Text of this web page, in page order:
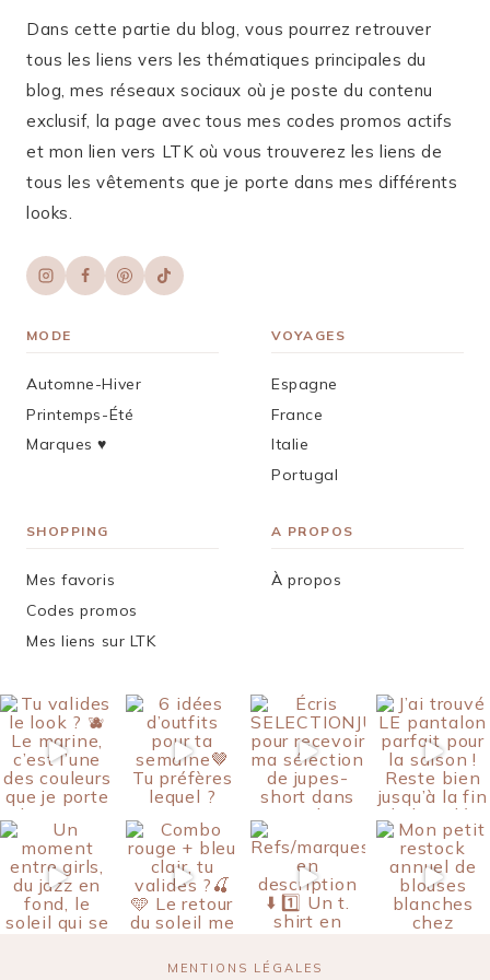
Dans cette partie du blog, vous pourrez retrouver
tous les liens vers les thématiques principales du
blog, mes réseaux sociaux où je poste du contenu
exclusif, la page avec tous mes codes promos actifs
et mon lien vers LTK où vous trouverez les liens de
tous les vêtements que je porte dans mes différents
looks.
MODE
Automne-Hiver
Printemps-Été
Marques ♥︎
VOYAGES
Espagne
France
Italie
Portugal
SHOPPING
Mes favoris
Codes promos
Mes liens sur LTK
A PROPOS
À propos
MENTIONS LÉGALES